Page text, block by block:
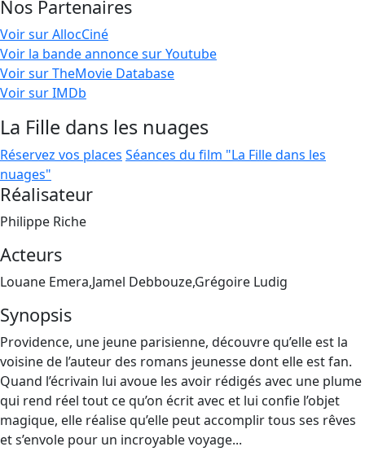
Nos Partenaires
Voir sur AllocCiné
Voir la bande annonce sur Youtube
Voir sur TheMovie Database
Voir sur IMDb
La Fille dans les nuages
Réservez vos places Séances du film "La Fille dans les
nuages"
Réalisateur
Philippe Riche
Acteurs
Louane Emera,Jamel Debbouze,Grégoire Ludig
Synopsis
Providence, une jeune parisienne, découvre qu’elle est la
voisine de l’auteur des romans jeunesse dont elle est fan.
Quand l’écrivain lui avoue les avoir rédigés avec une plume
qui rend réel tout ce qu’on écrit avec et lui confie l’objet
magique, elle réalise qu’elle peut accomplir tous ses rêves
et s’envole pour un incroyable voyage...